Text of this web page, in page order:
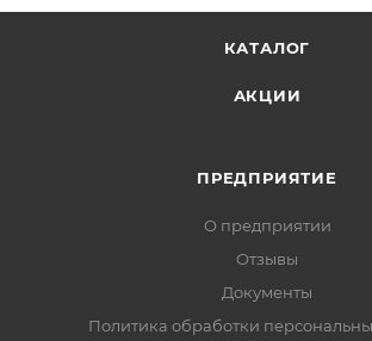
КАТАЛОГ
АКЦИИ
ПРЕДПРИЯТИЕ
О предприятии
Отзывы
Документы
Политика обработки